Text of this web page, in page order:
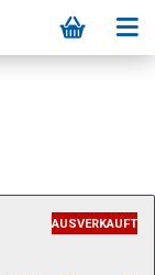
AUSVERKAUFT